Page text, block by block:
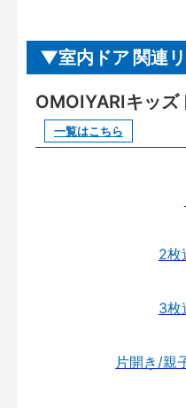
室内ドア 関連
OMOIYARIキッズ
一覧はこちら
2枚
3枚
片開き/親